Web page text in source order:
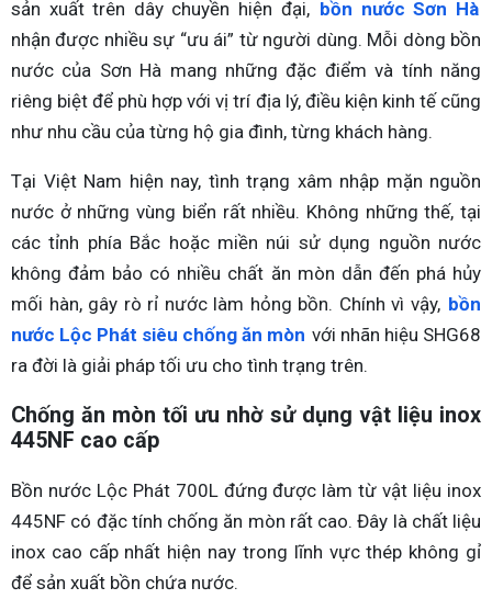
sản xuất trên dây chuyền hiện đại, bồn nước Sơn Hà
nhận được nhiều sự “ưu ái” từ người dùng. Mỗi dòng bồn
nước của Sơn Hà mang những đặc điểm và tính năng
riêng biệt để phù hợp với vị trí địa lý, điều kiện kinh tế cũng
như nhu cầu của từng hộ gia đình, từng khách hàng.
Tại Việt Nam hiện nay, tình trạng xâm nhập mặn nguồn
nước ở những vùng biển rất nhiều. Không những thế, tại
các tỉnh phía Bắc hoặc miền núi sử dụng nguồn nước
không đảm bảo có nhiều chất ăn mòn dẫn đến phá hủy
mối hàn, gây rò rỉ nước làm hỏng bồn. Chính vì vậy, bồn
nước Lộc Phát siêu chống ăn mòn với nhãn hiệu SHG68
ra đời là giải pháp tối ưu cho tình trạng trên.
Chống ăn mòn tối ưu nhờ sử dụng vật liệu inox
445NF cao cấp
Bồn nước Lộc Phát 700L đứng được làm từ vật liệu inox
445NF có đặc tính chống ăn mòn rất cao. Đây là chất liệu
inox cao cấp nhất hiện nay trong lĩnh vực thép không gỉ
để sản xuất bồn chứa nước.